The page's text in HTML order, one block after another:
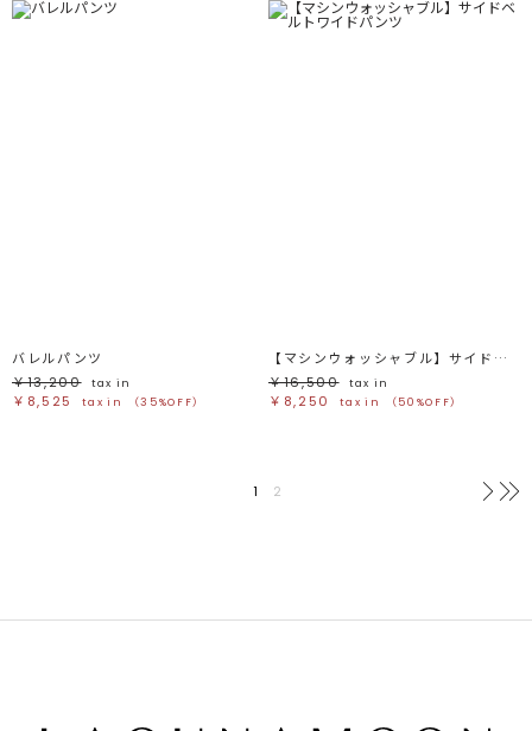
バレルパンツ
￥13,200
tax in
￥8,525 tax in （35%OFF）
【マシンウォッシャブル】サイドベルトワイドパンツ
￥16,500
tax in
￥8,250 tax in （50%OFF）
1 2 次へ